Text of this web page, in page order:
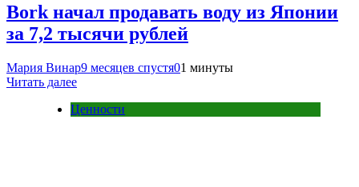
Bork начал продавать воду из Японии
за 7,2 тысячи рублей
Мария Винар9 месяцев спустя01 минуты
Читать далее
Ценности